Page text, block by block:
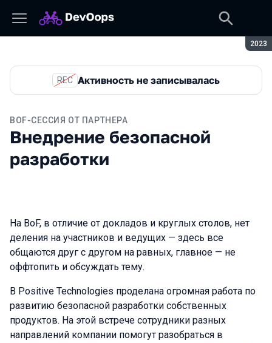
2023
REC Активность не записывалась
BOF-СЕССИЯ ОТ ПАРТНЕРА
Внедрение безопасной
разработки
На BoF, в отличие от докладов и круглых столов, нет
деления на участников и ведущих — здесь все
общаются друг с другом на равных, главное — не
оффтопить и обсуждать тему.
В Positive Technologies проделана огромная работа по
развитию безопасной разработки собственных
продуктов. На этой встрече сотрудники разных
направлений компании помогут разобраться в